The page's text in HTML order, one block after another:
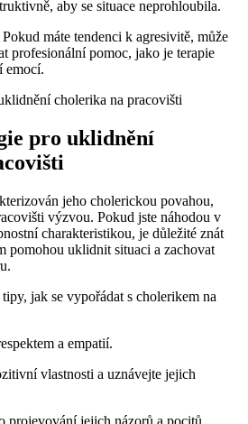
aby se situace neprohloubila.
Pokud máte tendenci k agresivitě, může
profesionální pomoc, jako je terapie
emocí.
pro uklidnění
jeho cholerickou povahou,
výzvou. Pokud jste náhodou v
charakteristikou, je důležité znát
pomohou uklidnit situaci a zachovat
jak se vypořádat s cholerikem na
a empatií.
vlastnosti a uznávejte jejich